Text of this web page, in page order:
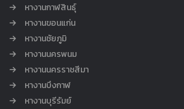
หางานกาฬสินธุ์
หางานขอนแก่น
หางานชัยภูมิ
หางานนครพนม
หางานนครราชสีมา
หางานบึงกาฬ
หางานบุรีรัมย์